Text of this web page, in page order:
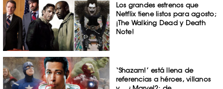
Los grandes estrenos que
Netflix tiene listos para agosto;
¡The Walking Dead y Death
Note!
‘Shazam!’ está llena de
referencias a héroes, villanos